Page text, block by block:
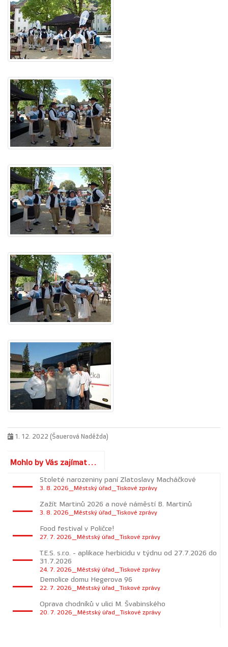
1. 12. 2022 (Šauerová Naděžda)
Mohlo by Vás zajímat...
Stoleté narozeniny paní Zlatoslavy Macháčkové
3. 8. 2026_Městský úřad_Tiskové zprávy
Zažít Martinů 2026 a nové náměstí B. Martinů
3. 8. 2026_Městský úřad_Tiskové zprávy
Food festival v Poličce!
27. 7. 2026_Městský úřad_Tiskové zprávy
T.E.S. s.r.o. - aplikace herbicidu v týdnu od 27.7.2026 do
31.7.2026
24. 7. 2026_Městský úřad_Tiskové zprávy
Demolice domu Hegerova 96
22. 7. 2026_Městský úřad_Tiskové zprávy
Oprava chodníků v ulici M. Švabinského
20. 7. 2026_Městský úřad_Tiskové zprávy